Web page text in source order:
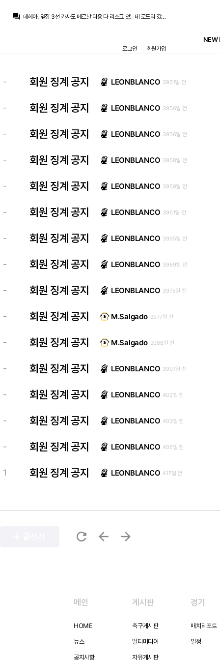
question_answer 데헤아: 옆집 3선 카사도 베르날 더용 다 리스크 있는데 로드리 갔으니 이거 한숨만 나올뿐~
3선문제가 올시즌만 그런게 아니여서 더 문제죠
초금아:그렇다고 세상끝난것도 아니고
초금아: 그게 빠그라지니 화내는것도 이해되고
NEW
로그인 회원가입
- 회원 징계 공지 LEONBLANCO 3951일 전
- 회원 징계 공지 LEONBLANCO 3956일 전
- 회원 징계 공지 LEONBLANCO 3956일 전
- 회원 징계 공지 LEONBLANCO 3958일 전
- 회원 징계 공지 LEONBLANCO 3958일 전
- 회원 징계 공지 LEONBLANCO 3961일 전
- 회원 징계 공지 LEONBLANCO 3965일 전
- 회원 징계 공지 LEONBLANCO 3969일 전
- 회원 징계 공지 LEONBLANCO 3975일 전
- 회원 징계 공지 M.Salgado 3977일 전
- 회원 징계 공지 M.Salgado 3988일 전
- 회원 징계 공지 LEONBLANCO 3997일 전
- 회원 징계 공지 LEONBLANCO 402일 전
- 회원 징계 공지 LEONBLANCO 403일 전
- 회원 징계 공지 LEONBLANCO 406일 전
1 회원 징계 공지 LEONBLANCO 417일 전
refresh arrow_back arrow_forward
메인
HOME
뉴스
공지사항
게시판
축구게시판
멀티미디어
자유게시판
경기
매치리포트
일정